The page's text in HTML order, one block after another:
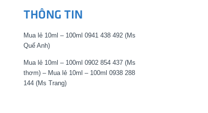
THÔNG TIN
Mua lẻ 10ml – 100ml 0941 438 492 (Ms
Quế Anh)
Mua lẻ 10ml – 100ml 0902 854 437 (Ms
thơm) – Mua lẻ 10ml – 100ml 0938 288
144 (Ms Trang)